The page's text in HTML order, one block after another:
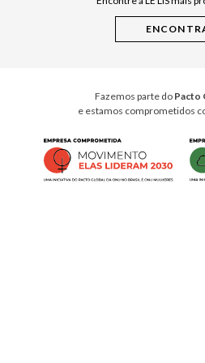
Cuidados Casa
Fazemos parte do Pacto
e estamos comprometidos